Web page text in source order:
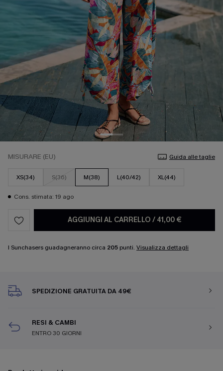
MISURARE (EU) Guida alle taglie
XS(34) S(36) M(38) L(40/42) XL(44)
Cons. stimata: 19 ago
AGGIUNGI AL CARRELLO / 41,00 €
I Sunchasers guadagneranno circa 205 punti. Visualizza dettagli
SPEDIZIONE GRATUITA DA 49€
RESI & CAMBI
ENTRO 30 GIORNI